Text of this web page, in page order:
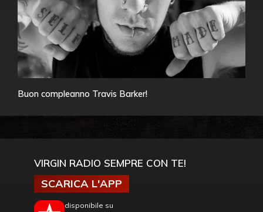
Buon compleanno Travis Barker!
VIRGIN RADIO SEMPRE CON TE!
SCARICA L'APP
disponibile su